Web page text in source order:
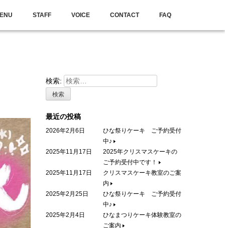
STAFF VOICE CONTACT FAQ
検索:
最近の投稿
2026年2月6日
ひな祭りケーキ ご予約受付
中♪
2025年11月17日
2025年クリスマスケーキの
ご予約受付中です！
2025年11月17日
クリスマスケーキ教室のご案
内
2025年2月25日
ひな祭りケーキ ご予約受付
中♪
2025年2月4日
ひなまつりケーキ体験教室の
ご案内